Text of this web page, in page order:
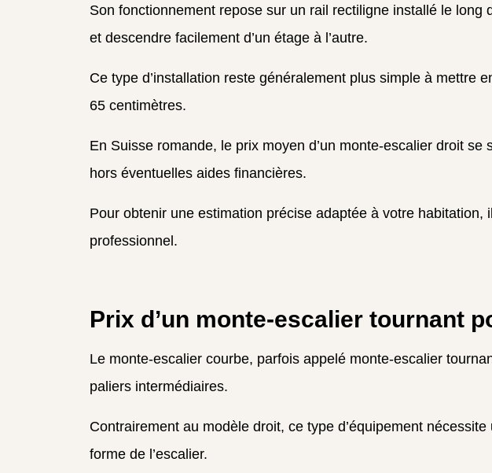
Son fonctionnement repose sur un rail rectiligne installé le
et descendre facilement d’un étage à l’autre.
Ce type d’installation reste généralement plus simple à mettre
65 centimètres.
En Suisse romande, le prix moyen d’un monte-escalier droit se
hors éventuelles aides financières.
Pour obtenir une estimation précise adaptée à votre
professionnel.
Prix d’un monte-escalier tournant
Le monte-escalier courbe, parfois appelé monte-escalier
paliers intermédiaires.
Contrairement au modèle droit, ce type d’équipement
forme de l’escalier.